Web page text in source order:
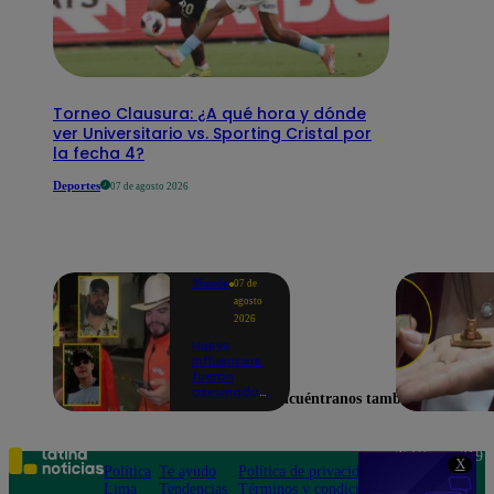
X
Torneo Clausura: ¿A qué hora y dónde
ver Universitario vs. Sporting Cristal por
la fecha 4?
Deportes 07 de agosto 2026
Mundo 07 de
agosto
2026
Nueve
influencers
fueron
asesinados
el Cártel de
Sinaloa
Encuéntranos también en
Política
Lima
Te ayudo
Tendencias
Política de privacidad
Términos y condiciones
Teléfono: 219